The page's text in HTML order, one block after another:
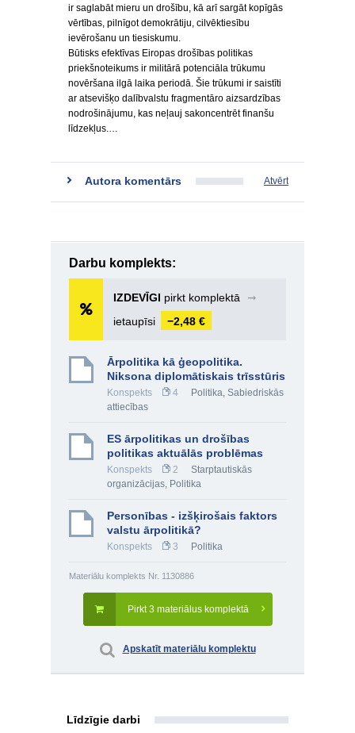
ir saglabāt mieru un drošību, kā arī sargāt kopīgās
vērtības, pilnīgot demokrātiju, cilvēktiesību
ievērošanu un tiesiskumu.
Būtisks efektīvas Eiropas drošības politikas
priekšnoteikums ir militārā potenciāla trūkumu
novēršana ilgā laika periodā. Šie trūkumi ir saistīti
ar atsevišķo dalībvalstu fragmentāro aizsardzības
nodrošinājumu, kas neļauj sakoncentrēt finanšu
līdzekļus.…
Autora komentārs Atvērt
Darbu komplekts:
IZDEVĪGI pirkt komplektā
➞
ietaupīsi
−2,48 €
Ārpolitika kā ģeopolitika.
Niksona diplomātiskais trīsstūris
Konspekts 4 Politika, Sabiedriskās
attiecības
ES ārpolitikas un drošības
politikas aktuālās problēmas
Konspekts 2
Starptautiskās
organizācijas, Politika
Personības - izšķirošais faktors
valstu ārpolitikā?
Konspekts 3 Politika
Materiālu komplekts Nr. 1130886
Pirkt 3 materiālus komplektā
Apskatīt materiālu komplektu
Līdzīgie darbi